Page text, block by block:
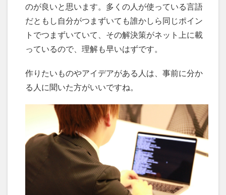
のが良いと思います。多くの人が使っている言語
だともし自分がつまずいても誰かしら同じポイン
トでつまずいていて、その解決策がネット上に載
っているので、理解も早いはずです。
作りたいものやアイデアがある人は、事前に分か
る人に聞いた方がいいですね。